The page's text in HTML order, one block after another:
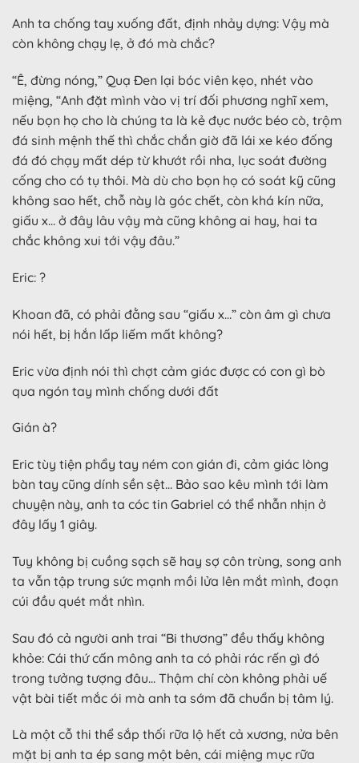
Anh ta chống tay xuống đất, định nhảy dựng: Vậy mà
còn không chạy lẹ, ở đó mà chắc?
“Ê, đừng nóng,” Quạ Đen lại bóc viên kẹo, nhét vào
miệng, “Anh đặt mình vào vị trí đối phương nghĩ xem,
nếu bọn họ cho là chúng ta là kẻ đục nước béo cò, trộm
đá sinh mệnh thế thì chắc chắn giờ đã lái xe kéo đống
đá đó chạy mất dép từ khướt rồi nha, lục soát đường
cống cho có tụ thôi. Mà dù cho bọn họ có soát kỹ cũng
không sao hết, chỗ này là góc chết, còn khá kín nữa,
giấu x… ở đây lâu vậy mà cũng không ai hay, hai ta
chắc không xui tới vậy đâu.”
Eric: ?
Khoan đã, có phải đằng sau “giấu x…” còn âm gì chưa
nói hết, bị hắn lấp liếm mất không?
Eric vừa định nói thì chợt cảm giác được có con gì bò
qua ngón tay mình chống dưới đất
Gián à?
Eric tùy tiện phẩy tay ném con gián đi, cảm giác lòng
bàn tay cũng dính sền sệt… Bảo sao kêu mình tới làm
chuyện này, anh ta cóc tin Gabriel có thể nhẫn nhịn ở
đây lấy 1 giây.
Tuy không bị cuồng sạch sẽ hay sợ côn trùng, song anh
ta vẫn tập trung sức mạnh mồi lửa lên mắt mình, đoạn
cúi đầu quét mắt nhìn.
Sau đó cả người anh trai “Bi thương” đều thấy không
khỏe: Cái thứ cấn mông anh ta có phải rác rến gì đó
trong tưởng tượng đâu… Thậm chí còn không phải uế
vật bài tiết mắc ói mà anh ta sớm đã chuẩn bị tâm lý.
Là một cỗ thi thể sắp thối rữa lộ hết cả xương, nửa bên
mặt bị anh ta ép sang một bên, cái miệng mục rữa